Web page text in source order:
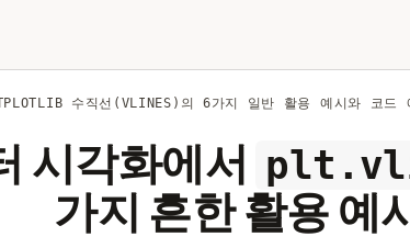
수직선(VLINES)의 6가지 일반 활용 예시와 코드
시각화에서
가지 흔한 활용 예